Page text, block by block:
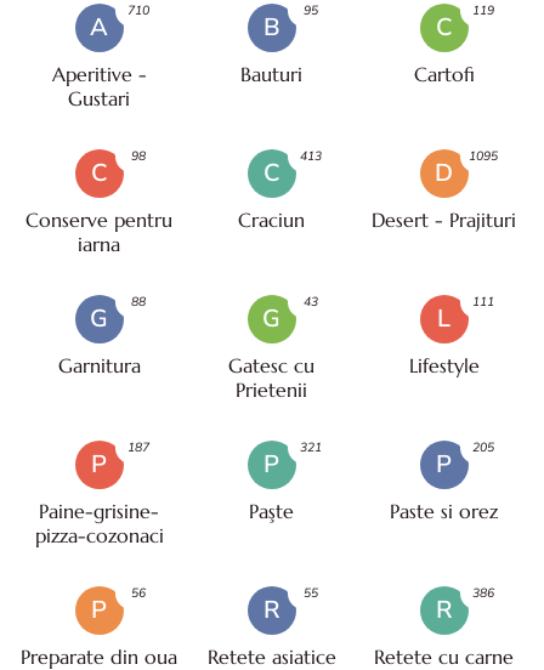
A
Aperitive -
Gustari
710
B
Bauturi
95
C
Cartofi
119
C
Conserve pentru
iarna
98
C
Craciun
413
D
Desert - Prajituri
1095
G
Garnitura
88
G
Gatesc cu
Prietenii
43
L
Lifestyle
111
P
Paine-grisine-
pizza-cozonaci
187
P
Paşte
321
P
Paste si orez
205
P
Preparate din oua
56
R
Retete asiatice
55
R
Retete cu carne
386